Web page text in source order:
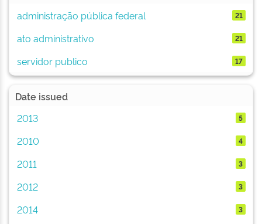
administração pública federal
21
ato administrativo 21
servidor publico 17
Date issued
2013
5
2010 4
2011 3
2012 3
2014 3